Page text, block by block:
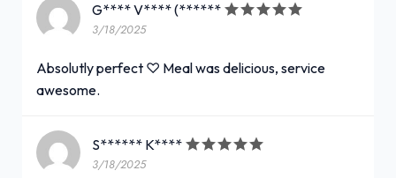
G**** V**** (******
3/18/2025
Absolutly perfect ♡ Meal was delicious, service
awesome.
S****** K****
3/18/2025